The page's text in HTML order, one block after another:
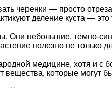
черенки — просто
деление куста —
Они небольшие, тёмно-
полезно не только
медицине, хотя и
вещества, которые могут